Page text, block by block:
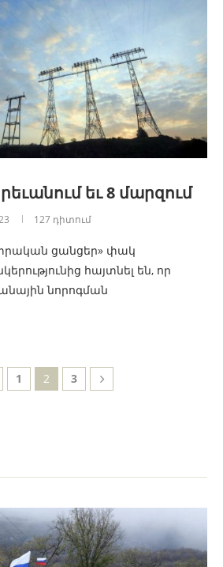
եւ 8 մարզում
127 դիտում
ցանցեր» փակ
հայտնել են, որ
նորոգման
1 2 3